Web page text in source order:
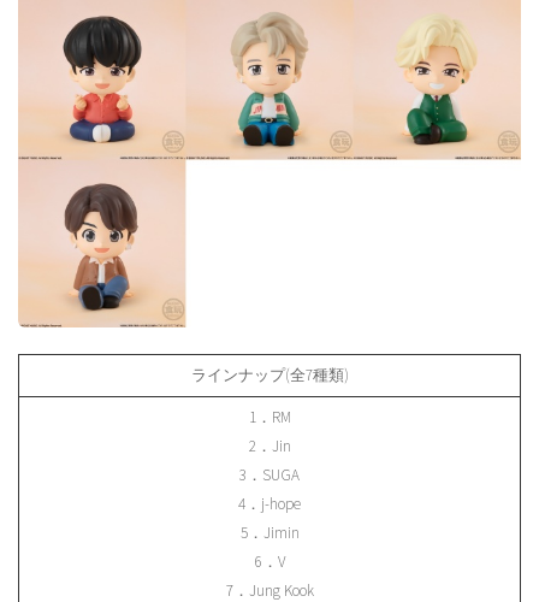
ラインナップ(全7種類)
1．RM
2．Jin
3．SUGA
4．j-hope
5．Jimin
6．V
7．Jung Kook